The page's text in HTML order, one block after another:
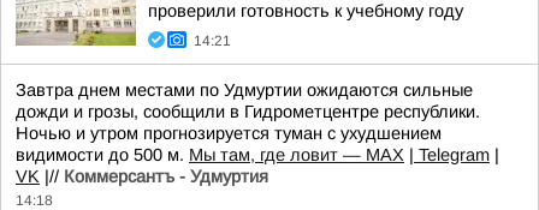
проверили готовность к учебному году
14:21
Завтра днем местами по Удмуртии ожидаются сильные
дожди и грозы, сообщили в Гидрометцентре республики.
Ночью и утром прогнозируется туман с ухудшением
видимости до 500 м. Мы там, где ловит — MAX | Telegram |
VK |// Коммерсантъ - Удмуртия
14:18